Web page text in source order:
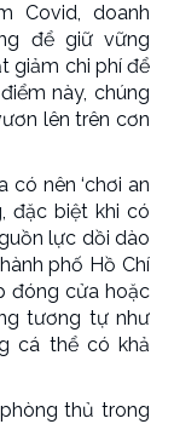
Covid, doanh
để giữ vững
giảm chi phí để
này, chúng
lên trên cơn
có nên ‘chơi an
đặc biệt khi có
lực dồi dào
phố Hồ Chí
đóng cửa hoặc
tương tự như
cá thể có khả
thủ trong